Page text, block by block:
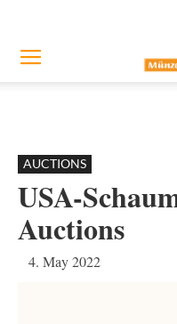
AUCTIONS
USA-
Auctions
4. May 2022